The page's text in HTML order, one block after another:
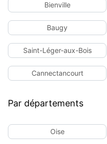
Bienville
Baugy
Saint-Léger-aux-Bois
Cannectancourt
Par départements
Oise